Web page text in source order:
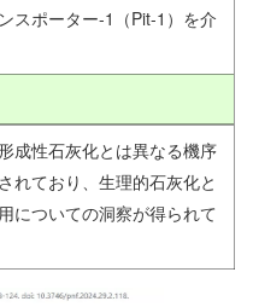
スポーター-1（Pit-1）を介
成性石灰化とは異なる機序
れており、生理的石灰化と
についての洞察が得られて